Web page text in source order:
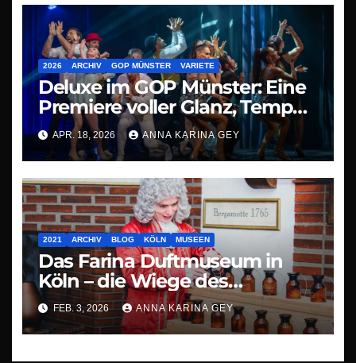
2026 ARCHIV GOP MÜNSTER VARIETE
Deluxe im GOP Münster: Eine
Premiere voller Glanz, Tempo
und Staunen
APR. 18, 2026 ANNA KARINA GEY
2021 ARCHIV BLOG KÖLN MUSEEN
Das Farina Duftmuseum in
Köln – die Wiege des
modernen Parfüms
FEB. 3, 2026 ANNA KARINA GEY